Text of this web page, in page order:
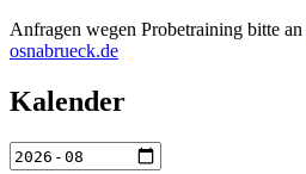
Anfragen wegen Probetraining bitte an
osnabrueck.de
Kalender